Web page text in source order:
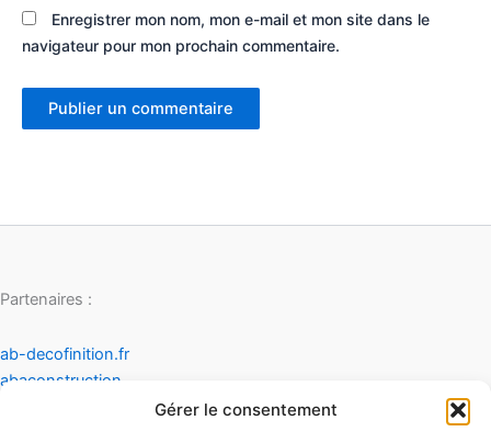
Gérer le consentement
Enregistrer mon nom, mon e-mail et mon site dans le
navigateur pour mon prochain commentaire.
Partenaires :
ab-decofinition.fr
abaconstruction